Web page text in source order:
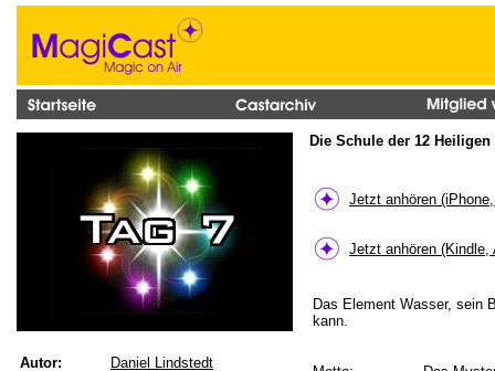
Autor:
Daniel Lindstedt
Die Schule der 12 Heiligen
Jetzt anhören
Jetzt anhören (Kindle,
Das Element Wasser, sein
kann.